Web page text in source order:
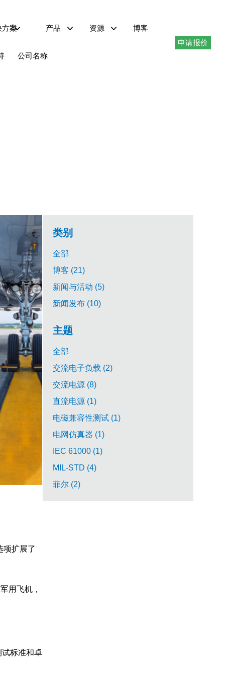
方案 产品 资源 博客
公司名称
申请报价
项扩展了
用飞机，
标准和卓
类别
全部
博客 (21)
新闻与活动 (5)
新闻发布 (10)
主题
全部
交流电子负载 (2)
交流电源 (8)
直流电源 (1)
电磁兼容性测试 (1)
电网仿真器 (1)
IEC 61000 (1)
MIL-STD (4)
菲尔 (2)